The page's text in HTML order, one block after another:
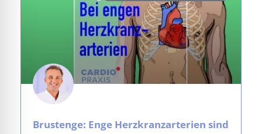
Brustenge: Enge Herzkranzarterien sind